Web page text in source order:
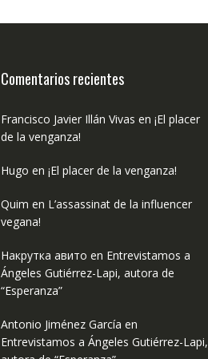
Comentarios recientes
Francisco Javier Illán Vivas en ¡El placer
de la venganza!
Hugo en ¡El placer de la venganza!
Quim en L’assassinat de la influencer
vegana!
Накрутка авито en Entrevistamos a
Ángeles Gutiérrez-Lapi, autora de
“Esperanza”
Antonio Jiménez García en
Entrevistamos a Ángeles Gutiérrez-Lapi,